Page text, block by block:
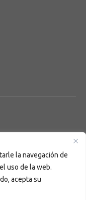
la navegación de
uso de la web.
acepta su